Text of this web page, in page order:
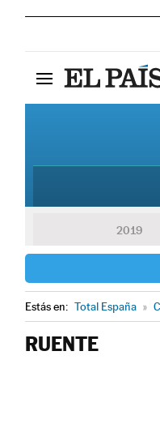
2019
Estás en: Total España »
RUENTE